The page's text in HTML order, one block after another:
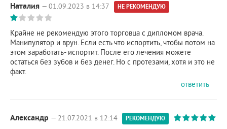
Наталия — 01.09.2023 в 14:37 НЕ РЕКОМЕНДУЮ
Крайне не рекомендую этого торговца с дипломом врача.
Манипулятор и врун. Если есть что испортить, чтобы потом на
этом заработать- испортит. После его лечения можете
остаться без зубов и без денег. Но с протезами, хотя и это не
факт.
ответить
Александр — 21.07.2021 в 12:14 РЕКОМЕНДУЮ